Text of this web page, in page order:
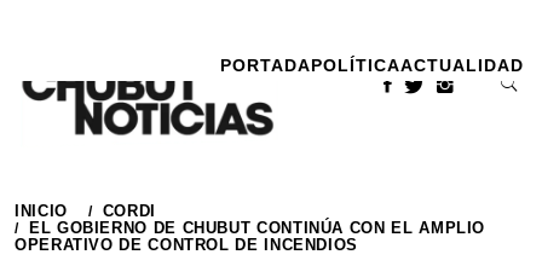
contenido
PORTADAPOLÍTICAACTUALIDAD
INICIO
CORDI
EL GOBIERNO DE CHUBUT CONTINÚA CON EL AMPLIO
OPERATIVO DE CONTROL DE INCENDIOS